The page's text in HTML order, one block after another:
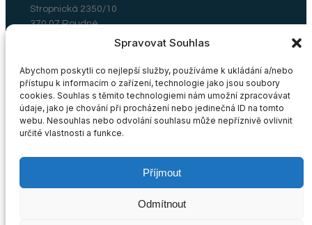
Spravovat Souhlas
Abychom poskytli co nejlepší služby, používáme k ukládání a/nebo
přístupu k informacím o zařízení, technologie jako jsou soubory
cookies. Souhlas s těmito technologiemi nám umožní zpracovávat
údaje, jako je chování při procházení nebo jedinečná ID na tomto
webu. Nesouhlas nebo odvolání souhlasu může nepříznivě ovlivnit
určité vlastnosti a funkce.
Příjmout
Odmítnout
Stropnická 2350/10
370 07 Roudné
Email: dvekafky@gmail.com
ZÁKAZNICKÝ SERVIS
Vrácení a výměna zboží
OBCHODNÍ PODMÍNKY